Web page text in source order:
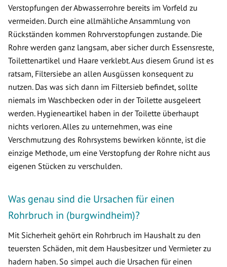
Verstopfungen der Abwasserrohre bereits im Vorfeld zu
vermeiden. Durch eine allmähliche Ansammlung von
Rückständen kommen Rohrverstopfungen zustande. Die
Rohre werden ganz langsam, aber sicher durch Essensreste,
Toilettenartikel und Haare verklebt. Aus diesem Grund ist es
ratsam, Filtersiebe an allen Ausgüssen konsequent zu
nutzen. Das was sich dann im Filtersieb befindet, sollte
niemals im Waschbecken oder in der Toilette ausgeleert
werden. Hygieneartikel haben in der Toilette überhaupt
nichts verloren. Alles zu unternehmen, was eine
Verschmutzung des Rohrsystems bewirken könnte, ist die
einzige Methode, um eine Verstopfung der Rohre nicht aus
eigenen Stücken zu verschulden.
Was genau sind die Ursachen für einen
Rohrbruch in (burgwindheim)?
Mit Sicherheit gehört ein Rohrbruch im Haushalt zu den
teuersten Schäden, mit dem Hausbesitzer und Vermieter zu
hadern haben. So simpel auch die Ursachen für einen